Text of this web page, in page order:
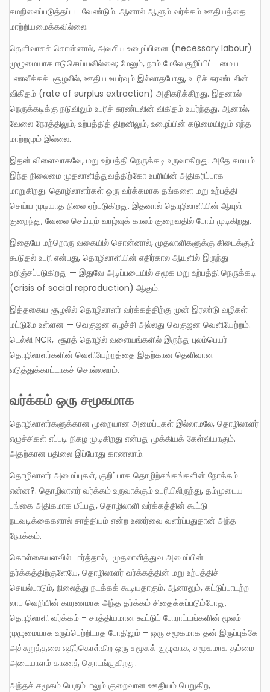
சமநிலைப்படுத்தப்பட வேண்டும். ஆனால் ஆளும் வர்க்கம் ஊதியத்தை
மாற்றியமைக்கவில்லை.
தெளிவாகச் சொன்னால், அவசிய உழைப்பினை (necessary labour)
முழுமையாக ஈடுசெய்யவில்லை; மேலும், நாம் மேலே குறிப்பிட்ட மைய
பணவீக்கச் சூழலில், ஊதிய உயர்வும் இல்லாதபோது, உபரிச் சுரண்டலின்
விகிதம் (rate of surplus extraction) அதிகரிக்கிறது. இதனால்
நெருக்கடிக்கு நடுவிலும் உபரிச் சுரண்டலின் விகிதம் உயர்ந்தது. ஆனால்,
வேலை நேரத்திலும், உற்பத்தித் திறனிலும், உழைப்பின் கடுமையிலும் எந்த
மாற்றமும் இல்லை.
இதன் விளைவாகவே, மறு உற்பத்தி நெருக்கடி உருவாகிறது. அதே சமயம்
இந்த நிலைமை முதலாளித்துவத்திற்கோ உபரியின் அதிகரிப்பாக
மாறுகிறது. தொழிலாளர்கள் ஒரு வர்க்கமாக தங்களை மறு உற்பத்தி
செய்ய முடியாத நிலை ஏற்படுகிறது. இதனால் தொழிலாளியின் ஆயுள்
குறைந்து, வேலை செய்யும் வாழ்வுக் காலம் குறைவதில் போய் முடிகிறது.
இதையே மற்றொரு வகையில் சொன்னால், முதலாளிகளுக்கு கிடைக்கும்
கூடுதல் உபரி என்பது, தொழிலாளியின் எதிர்கால ஆயுளில் இருந்து
உறிஞ்சப்படுகிறது — இதுவே அடிப்படையில் சமூக மறு உற்பத்தி நெருக்கடி
(crisis of social reproduction) ஆகும்.
இத்தகைய சூழலில் தொழிலாளர் வர்க்கத்திற்கு முன் இரண்டு வழிகள்
மட்டுமே உள்ளன — வெகுஜன எழுச்சி அல்லது வெகுஜன வெளியேற்றம்.
டெல்லி NCR, சூரத் தொழில் வளையங்களில் இருந்து புலம்பெயர்
தொழிலாளர்களின் வெளியேற்றத்தை இதற்கான தெளிவான
எடுத்துக்காட்டாகச் சொல்லலாம்.
வர்க்கம் ஒரு சமூகமாக
தொழிலாளர்களுக்கான முறையான அமைப்புகள் இல்லாமலே, தொழிலாளர்
எழுச்சிகள் எப்படி நிகழ முடிகிறது என்பது முக்கியக் கேள்வியாகும்.
அதற்கான பதிலை இப்போது காணலாம்.
தொழிலாளர் அமைப்புகள், குறிப்பாக தொழிற்சங்கங்களின் நோக்கம்
என்ன?. தொழிலாளர் வர்க்கம் உருவாக்கும் உபரியிலிருந்து, தம்முடைய
பங்கை அதிகமாக மீட்பது, தொழிலாளி வர்க்கத்தின் கூட்டு
நடவடிக்கைகளால் சாத்தியம் என்ற உணர்வை வளர்ப்பதுதான் அந்த
நோக்கம்.
கொள்கையளவில் பார்த்தால், முதலாளித்துவ அமைப்பின்
தர்க்கத்திற்குளேயே, தொழிலாளர் வர்க்கத்தின் மறு உற்பத்திச்
செயல்பாடும், நிலைத்து நடக்கக் கூடியதாகும். ஆனாலும், கட்டுப்பாடற்ற
லாப வெறியின் காரணமாக அந்த தர்க்கம் சிதைக்கப்படும்போது,
தொழிலாளி வர்க்கம் – சாத்தியமான கூட்டுப் போராட்டங்களின் மூலம்
முழுமையாக உருப்பெற்றிடாத போதிலும் – ஒரு சமூகமாக தன் இருப்புக்கே
அச்சுறுத்தலை எதிர்கொள்கிற ஒரு சமூகக் குழுவாக, சமூகமாக தம்மை
அடையாளம் காணத் தொடங்குகிறது.
அந்தச் சமூகம் பெரும்பாலும் குறைவான ஊதியம் பெறுகிற,